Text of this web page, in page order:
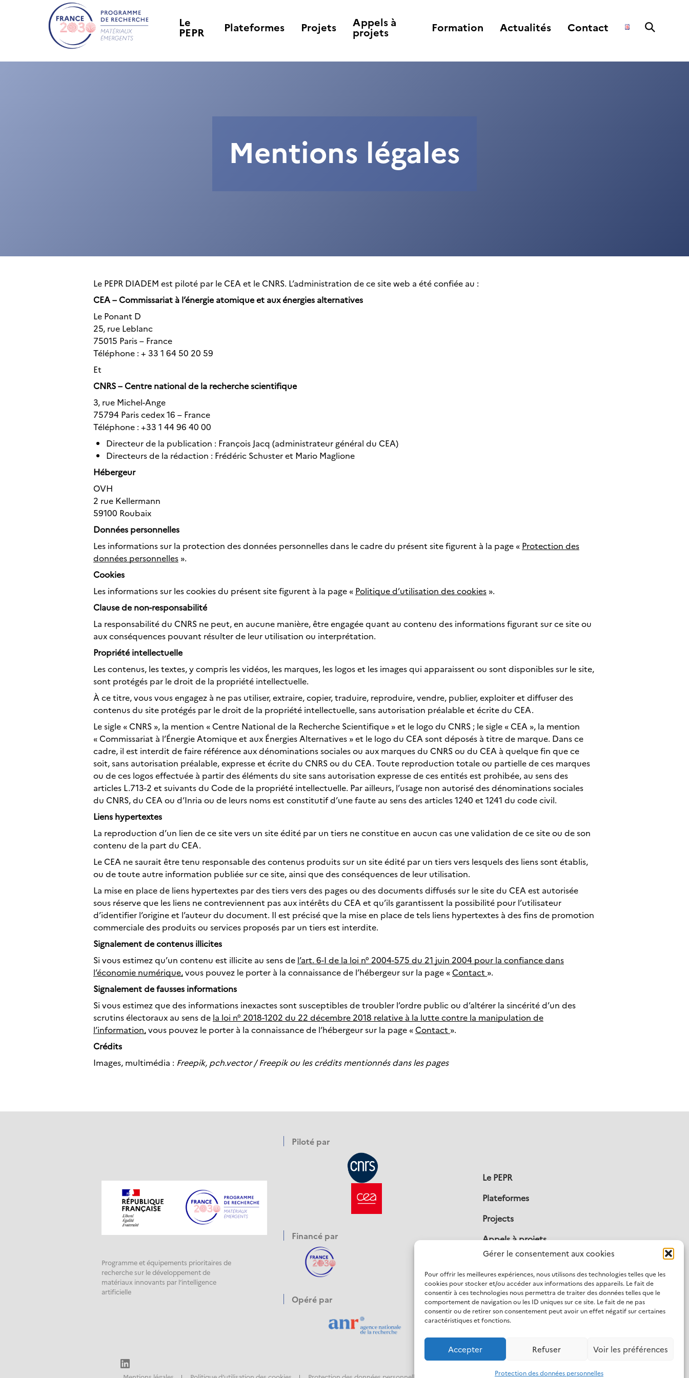
Gérer le consentement aux cookies
Pour offrir les meilleures expériences, nous utilisons des technologies telles que les
cookies pour stocker et/ou accéder aux informations des appareils. Le fait de
consentir à ces technologies nous permettra de traiter des données telles que le
comportement de navigation ou les ID uniques sur ce site. Le fait de ne pas
consentir ou de retirer son consentement peut avoir un effet négatif sur certaines
caractéristiques et fonctions.
Accepter Refuser Voir les préférences
Protection des données personnelles
Le
PEPR Plateformes Projets Appels à
projets Formation Actualités Contact
Mentions légales
Le PEPR DIADEM est piloté par le CEA et le CNRS. L’administration de ce site web a été confiée au :
CEA – Commissariat à l’énergie atomique et aux énergies alternatives
Le Ponant D
25, rue Leblanc
75015 Paris – France
Téléphone : + 33 1 64 50 20 59
Et
CNRS – Centre national de la recherche scientifique
3, rue Michel-Ange
75794 Paris cedex 16 – France
Téléphone : +33 1 44 96 40 00
Directeur de la publication : François Jacq (administrateur général du CEA)
Directeurs de la rédaction : Frédéric Schuster et Mario Maglione
Hébergeur
OVH
2 rue Kellermann
59100 Roubaix
Données personnelles
Les informations sur la protection des données personnelles dans le cadre du présent site figurent à la page « Protection des
données personnelles ».
Cookies
Les informations sur les cookies du présent site figurent à la page « Politique d’utilisation des cookies ».
Clause de non-responsabilité
La responsabilité du CNRS ne peut, en aucune manière, être engagée quant au contenu des informations figurant sur ce site ou
aux conséquences pouvant résulter de leur utilisation ou interprétation.
Propriété intellectuelle
Les contenus, les textes, y compris les vidéos, les marques, les logos et les images qui apparaissent ou sont disponibles sur le site,
sont protégés par le droit de la propriété intellectuelle.
À ce titre, vous vous engagez à ne pas utiliser, extraire, copier, traduire, reproduire, vendre, publier, exploiter et diffuser des
contenus du site protégés par le droit de la propriété intellectuelle, sans autorisation préalable et écrite du CEA.
Le sigle « CNRS », la mention « Centre National de la Recherche Scientifique » et le logo du CNRS ; le sigle « CEA », la mention
« Commissariat à l’Énergie Atomique et aux Énergies Alternatives » et le logo du CEA sont déposés à titre de marque. Dans ce
cadre, il est interdit de faire référence aux dénominations sociales ou aux marques du CNRS ou du CEA à quelque fin que ce
soit, sans autorisation préalable, expresse et écrite du CNRS ou du CEA. Toute reproduction totale ou partielle de ces marques
ou de ces logos effectuée à partir des éléments du site sans autorisation expresse de ces entités est prohibée, au sens des
articles L.713-2 et suivants du Code de la propriété intellectuelle. Par ailleurs, l’usage non autorisé des dénominations sociales
du CNRS, du CEA ou d’Inria ou de leurs noms est constitutif d’une faute au sens des articles 1240 et 1241 du code civil.
Liens hypertextes
La reproduction d’un lien de ce site vers un site édité par un tiers ne constitue en aucun cas une validation de ce site ou de son
contenu de la part du CEA.
Le CEA ne saurait être tenu responsable des contenus produits sur un site édité par un tiers vers lesquels des liens sont établis,
ou de toute autre information publiée sur ce site, ainsi que des conséquences de leur utilisation.
La mise en place de liens hypertextes par des tiers vers des pages ou des documents diffusés sur le site du CEA est autorisée
sous réserve que les liens ne contreviennent pas aux intérêts du CEA et qu’ils garantissent la possibilité pour l’utilisateur
d’identifier l’origine et l’auteur du document. Il est précisé que la mise en place de tels liens hypertextes à des fins de promotion
commerciale des produits ou services proposés par un tiers est interdite.
Signalementde contenus illicites
Si vous estimez qu’un contenu est illicite au sens de l’art. 6-I de la loi n° 2004-575 du 21 juin 2004 pour la confiance dans
l’économie numérique,vous pouvez le porter à la connaissance de l’hébergeur sur la page «Contact ».
Signalement de fausses informations
Si vous estimez que des informations inexactes sont susceptibles de troubler l’ordre public ou d’altérer la sincérité d’un des
scrutins électoraux au sens de la loi n° 2018-1202 du 22 décembre 2018 relative à la lutte contre la manipulation de
l’information,vous pouvez le porter à la connaissance de l’hébergeur sur la page «Contact ».
Crédits
Images, multimédia : Freepik, pch.vector / Freepik ou les crédits mentionnés dans les pages
Programme et équipements prioritaires de
recherche sur le développement de
matériaux innovants par l’intelligence
artificielle
Piloté par
Financé par
Opéré par
Le PEPR
Plateformes
Projects
Appels à projets
Publications
Actualités
Contact
LinkedIn